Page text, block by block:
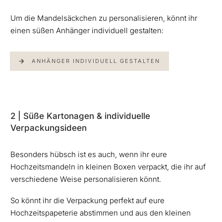
Um die Mandelsäckchen zu personalisieren, könnt ihr
einen süßen Anhänger individuell gestalten:
ANHÄNGER INDIVIDUELL GESTALTEN
2 | Süße Kartonagen & individuelle
Verpackungsideen
Besonders hübsch ist es auch, wenn ihr eure
Hochzeitsmandeln in kleinen Boxen verpackt, die ihr auf
verschiedene Weise personalisieren könnt.
So könnt ihr die Verpackung perfekt auf eure
Hochzeitspapeterie abstimmen und aus den kleinen